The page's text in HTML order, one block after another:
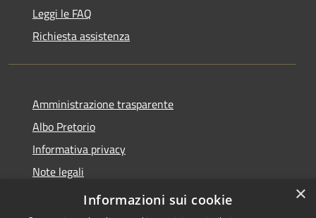
Leggi le FAQ
Richiesta assistenza
Amministrazione trasparente
Albo Pretorio
Informativa privacy
Note legali
Dichiarazione di accessibilità
×
Informazioni sui cookie